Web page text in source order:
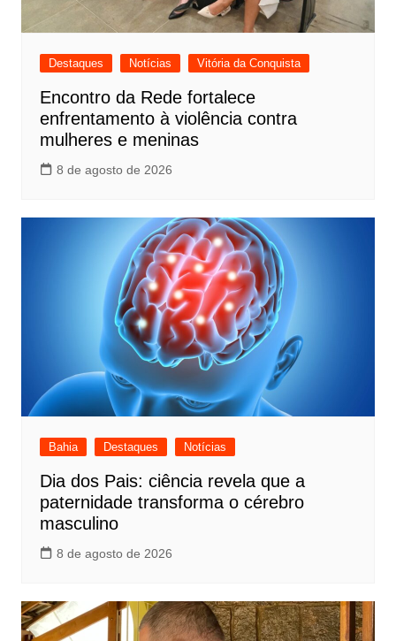
Destaques Notícias Vitória da Conquista
Encontro da Rede fortalece
enfrentamento à violência contra
mulheres e meninas
8 de agosto de 2026
Bahia Destaques Notícias
Dia dos Pais: ciência revela que a
paternidade transforma o cérebro
masculino
8 de agosto de 2026